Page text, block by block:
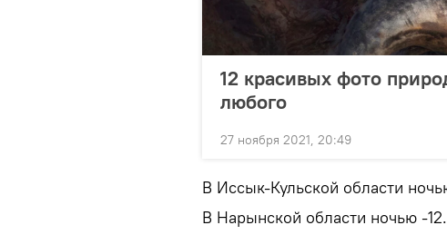
12 красивых фото
любого
27 ноября 2021, 20:49
В Иссык-Кульской области
В Нарынской области ночью -